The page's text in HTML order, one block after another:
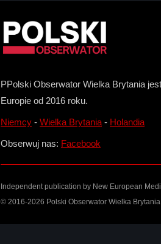
PPolski Obserwator Wielka Brytania
Europie od 2016 roku.
Niemcy - Wielka Brytania - Holandia
Obserwuj nas: Facebook
Independent publication by New European
© 2016-2026 Polski Obserwator Wielka